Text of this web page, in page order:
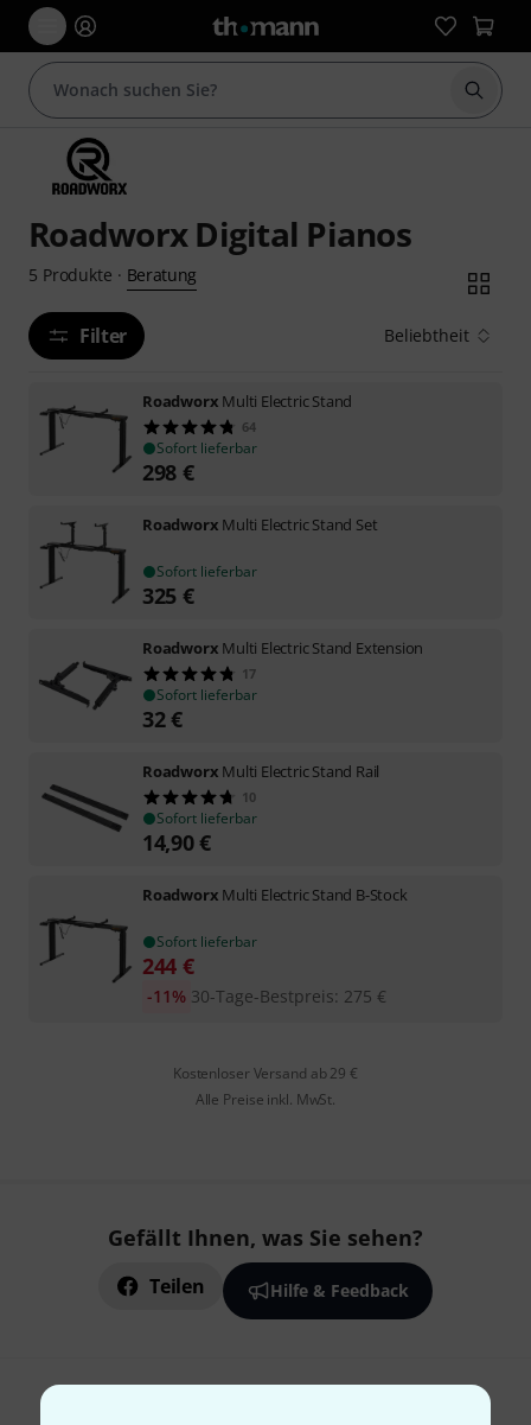
Suche
Roadworx Digital Pianos
5 Produkte · Beratung
Filter Beliebtheit
Roadworx Multi Electric Stand
64
Sofort lieferbar
298 €
Roadworx Multi Electric Stand Set
Sofort lieferbar
325 €
Roadworx Multi Electric Stand Extension
17
Sofort lieferbar
32€
Roadworx Multi Electric Stand Rail
10
Sofort lieferbar
14,90€
Roadworx Multi Electric Stand B-Stock
Sofort lieferbar
244 €
30-Tage-Bestpreis: 275 €
-11%
Kostenloser Versand ab 29 €
Alle Preise inkl. MwSt.
Gefällt Ihnen, was Sie sehen?
Teilen Hilfe & Feedback